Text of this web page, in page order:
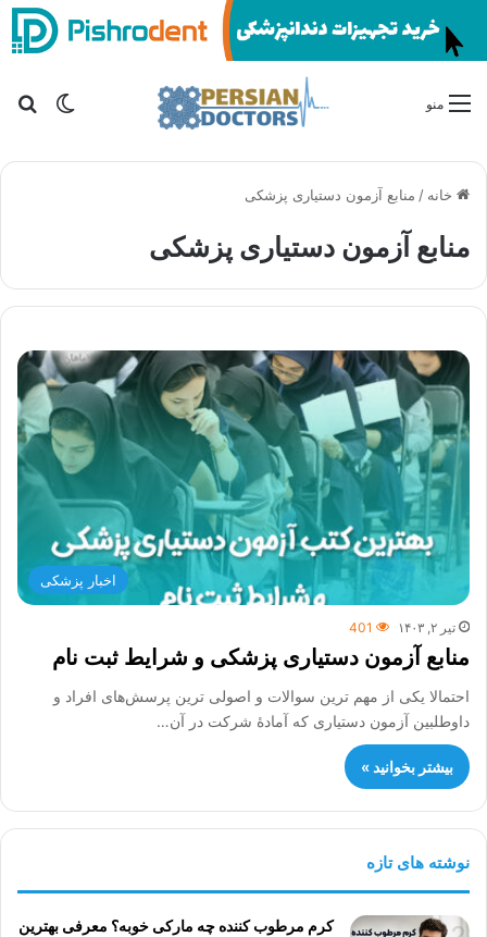
تغییر منو
خانه / منابع آزمون دستیاری پزشکی
منابع آزمون دستیاری پزشکی
اخبار پزشکی
تیر ۲, ۱۴۰۳ 401
منابع آزمون دستیاری پزشکی و شرایط ثبت نام
احتمالا یکی از مهم ترین سوالات و اصولی ترین پرسش‌های افراد و
داوطلبین آزمون دستیاری که آمادۀ شرکت در آن…
بیشتر بخوانید »
نوشته های تازه
کرم مرطوب کننده چه مارکی خوبه؟ معرفی بهترین